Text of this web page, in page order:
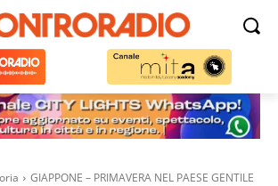
GIAPPONE – PRIMAVERA NEL PAESE GENTILE